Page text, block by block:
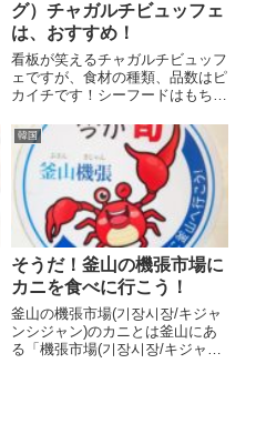
グ）チャガルチビュッフェ
は、おすすめ！
看板が笑えるチャガルチビュッフ
ェですが、食材の種類、品数はピ
カイチです！シーフードはもちろ
サラダ、デザートまで沢山のもの
が食べ放題で食べる事の出来るレ
ストランです。チャガルチビュッ
フェのメニュー鉄板肉＆シーフ
ー...
韓国
そうだ！釜山の機張市場に
カニを食べに行こう！
釜山の機張市場(기장시장/キジャ
ンシジャン)のカニとは釜山にあ
る「機張市場(기장시장/キジャン